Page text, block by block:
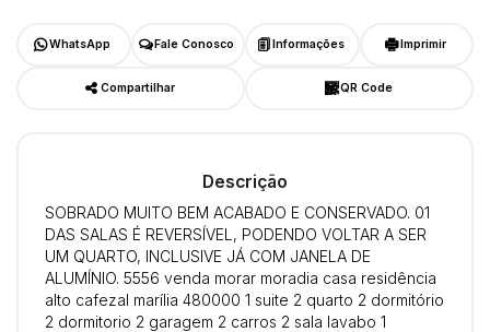
WhatsApp Fale Conosco Informações Imprimir
Compartilhar QR Code
Descrição
SOBRADO MUITO BEM ACABADO E CONSERVADO. 01
DAS SALAS É REVERSÍVEL, PODENDO VOLTAR A SER
UM QUARTO, INCLUSIVE JÁ COM JANELA DE
ALUMÍNIO. 5556 venda morar moradia casa residência
alto cafezal marília 480000 1 suite 2 quarto 2 dormitório
2 dormitorio 2 garagem 2 carros 2 sala lavabo 1